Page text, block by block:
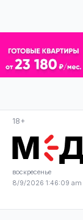
18+
воскресенье
8/9/2026 1:46:09 am